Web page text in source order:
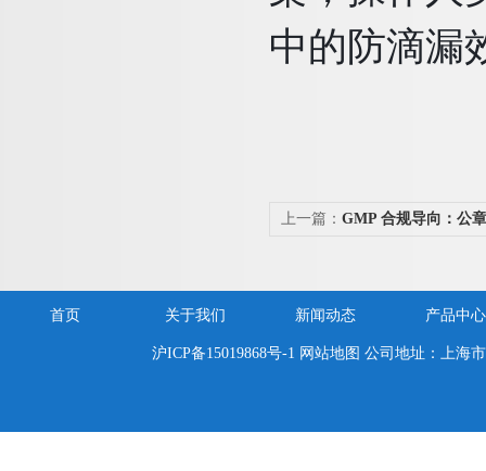
中的防滴漏
上一篇： GMP 合规导向：公
首页 关于我们 新闻动态 产品中心
沪ICP备15019868号-1 网站地图 公司地址：上海